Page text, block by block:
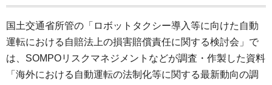
国土交通省所管の「ロボットタクシー導入等に向けた自動
運転における自賠法上の損害賠償責任に関する検討会」で
は、SOMPOリスクマネジメントなどが調査・作製した資料
「海外における自動運転の法制化等に関する最新動向の調